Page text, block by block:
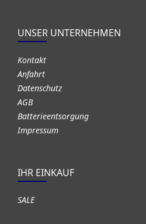
UNSER UNTERNEHMEN
Kontakt
Anfahrt
Datenschutz
AGB
Batterieentsorgung
Impressum
IHR EINKAUF
SALE